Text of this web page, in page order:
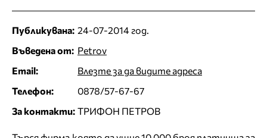
Публикувана: 24-07-2014 год.
Въведена от: Petrov
Email:
Влезте за да видите адреса
Телефон:
0878/57-67-67
За контакти: ТРИФОН ПЕТРОВ